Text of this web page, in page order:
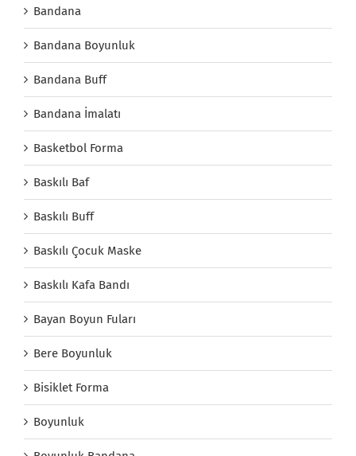
Bandana
Bandana Boyunluk
Bandana Buff
Bandana İmalatı
Basketbol Forma
Baskılı Baf
Baskılı Buff
Baskılı Çocuk Maske
Baskılı Kafa Bandı
Bayan Boyun Fuları
Bere Boyunluk
Bisiklet Forma
Boyunluk